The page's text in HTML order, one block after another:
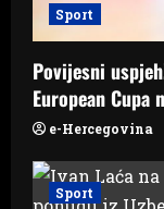
n
Sport
Povijesni
European Cupa
e-Hercegovina
Sport